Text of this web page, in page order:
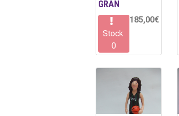
GRAN
Stock:
0
185,00€